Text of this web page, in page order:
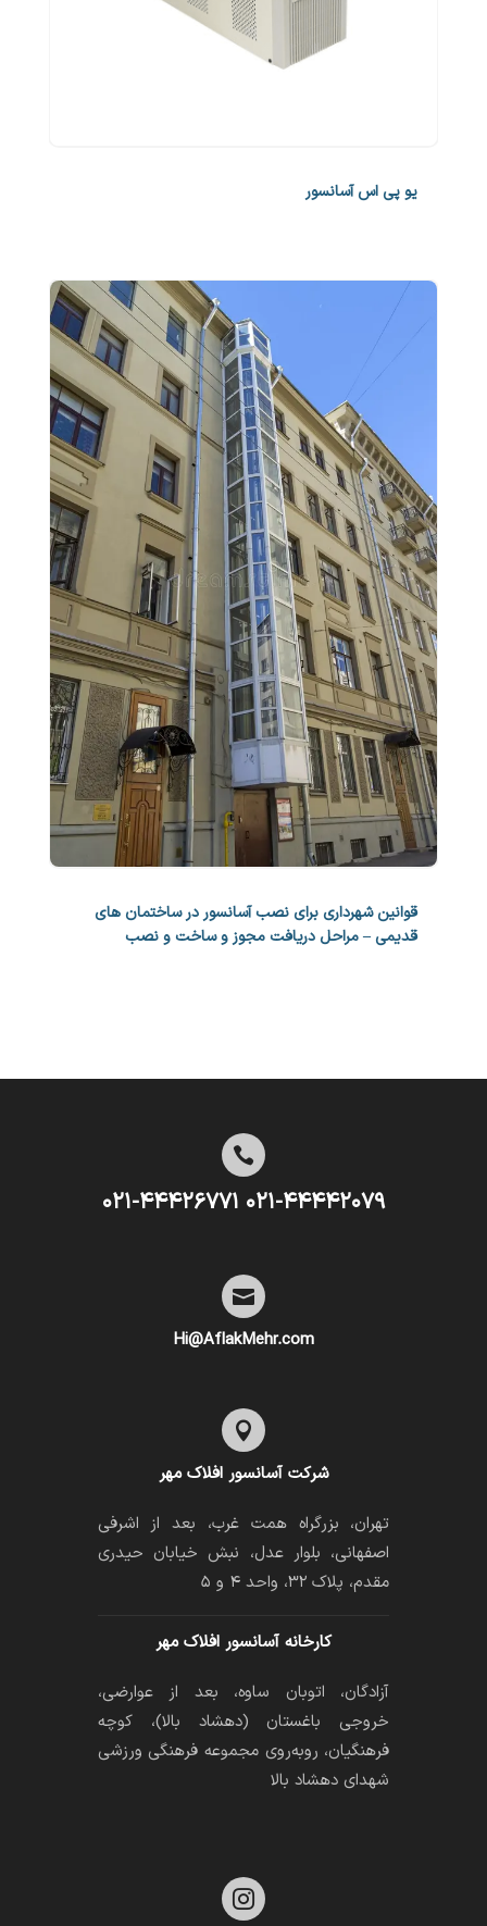
یو پی اس آسانسور
قوانین شهرداری برای نصب آسانسور در ساختمان های
قدیمی – مراحل دریافت مجوز و ساخت و نصب

۰۲۱-۴۴۴۴۲۰۷۹ ۰۲۱-۴۴۴۲۶۷۷۱

Hi@AflakMehr.com

شرکت آسانسور افلاک مهر
تهران، بزرگراه همت غرب، بعد از اشرفی
اصفهانی، بلوار عدل، نبش خیابان حیدری
مقدم، پلاک ۳۲، واحد ۴ و ۵
کارخانه آسانسور افلاک مهر
آزادگان، اتوبان ساوه، بعد از عوارضی،
خروجی باغستان (دهشاد بالا)، کوچه
فرهنگیان، رو‌به‌روی مجموعه فرهنگی ورزشی
شهدای دهشاد بالا
